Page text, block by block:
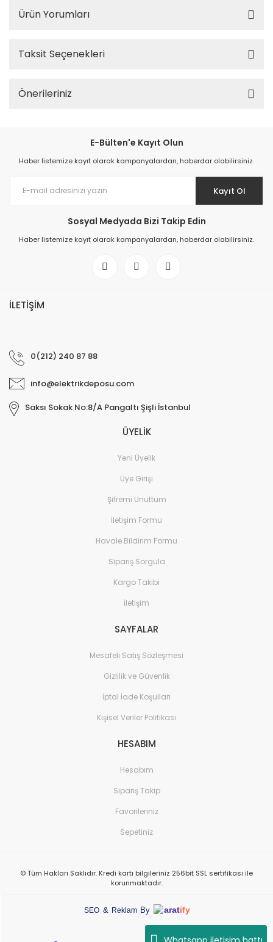
Ürün Yorumları
Taksit Seçenekleri
Önerileriniz
E-Bülten'e Kayıt Olun
Haber listemize kayıt olarak kampanyalardan, haberdar olabilirsiniz.
Kayıt Ol
Sosyal Medyada Bizi Takip Edin
Haber listemize kayıt olarak kampanyalardan, haberdar olabilirsiniz.
İLETİŞİM
0(212) 240 87 88
info@elektrikdeposu.com
Saksı Sokak No:8/A Pangaltı Şişli İstanbul
ÜYELİK
Yeni Üyelik
Üye Girişi
Şifremi Unuttum
İletişim Formu
Havale Bildirim Formu
Sipariş Sorgula
Kargo Takibi
İletişim
SAYFALAR
Mesafeli Satış Sözleşmesi
Gizlilik ve Güvenlik
İptal İade Koşullari
Kişisel Veriler Politikası
HESABIM
Hesabım
Sipariş Takip
Favorileriniz
Sepetiniz
© Tüm Hakları Saklıdır. Kredi kartı bilgileriniz 256bit SSL sertifikası ile
korunmaktadır.
SEO & Reklam By aratify